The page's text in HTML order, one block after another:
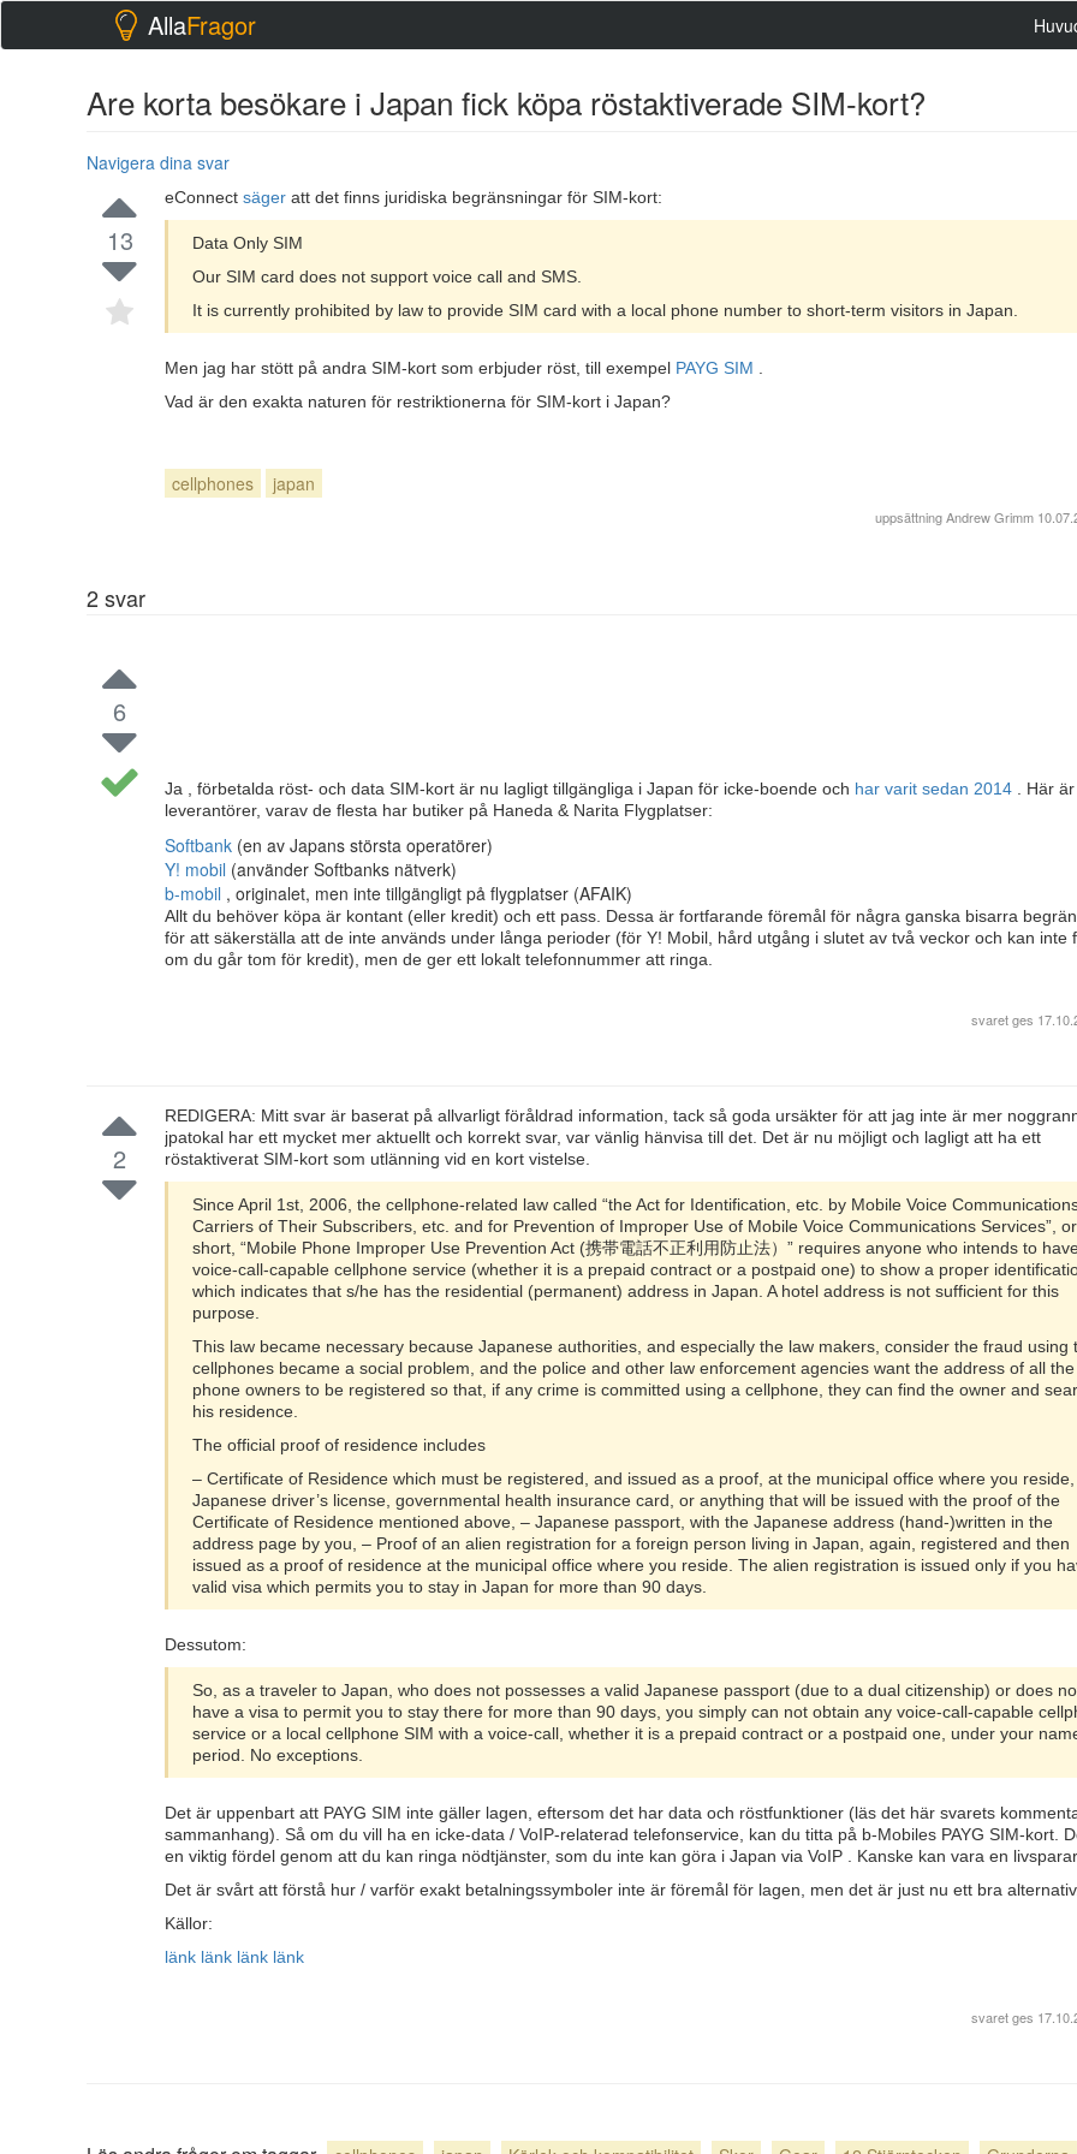
AllaFragor
Are korta besökare i Japan fick köpa röstaktiverade SIM-kort?
Navigera dina svar
13
eConnect säger att det finns juridiska begränsningar för SIM-kort:
Data Only SIM
Our SIM card does not support voice call and SMS.
It is currently prohibited by law to provide SIM card with a local phone number to short-term visitors in Japan.
Men jag har stött på andra SIM-kort som erbjuder röst, till exempel PAYG SIM
Vad är den exakta naturen för restriktionerna för SIM-kort i Japan?
cellphones japan
uppsättningAndrew Grimm
2svar
6
Ja , förbetalda röst- och data SIM-kort är nu lagligt tillgängliga i Japan för icke-boende och har varit sedan 2014
. Här
leverantörer, varav de flesta har butiker på Haneda & Narita Flygplatser:
Softbank (en av Japans största operatörer)
Y! mobil (använder Softbanks nätverk)
b-mobil , originalet, men inte tillgängligt på flygplatser (AFAIK)
Allt du behöver köpa är kontant (eller kredit) och ett pass. Dessa är fortfarande föremål för några ganska bisarra
för att säkerställa att de inte används under långa perioder (för Y! Mobil, hård utgång i slutet av två veckor och kan inte
om du går tom för kredit), men de ger ett lokalt telefonnummer att ringa.
svaret ges
2
REDIGERA: Mitt svar är baserat på allvarligt föråldrad information, tack så goda ursäkter för att jag inte är mer
jpatokal har ett mycket mer aktuellt och korrekt svar, var vänlig hänvisa till det. Det är nu möjligt och lagligt att ha ett
röstaktiverat SIM-kort som utlänning vid en kort vistelse.
Since April 1st, 2006, the cellphone-related law called “the Act for Identification, etc. by Mobile Voice
Carriers of Their Subscribers, etc. and for Prevention of Improper Use of Mobile Voice Communications Services”,
short, “Mobile Phone Improper Use Prevention Act (携帯電話不正利用防止法）” requires anyone who intends to
voice-call-capable cellphone service (whether it is a prepaid contract or a postpaid one) to show a proper
which indicates that s/he has the residential (permanent) address in Japan. A hotel address is not sufficient for this
purpose.
This law became necessary because Japanese authorities, and especially the law makers, consider the fraud using
cellphones became a social problem, and the police and other law enforcement agencies want the address of all the
phone owners to be registered so that, if any crime is committed using a cellphone, they can find the owner and
his residence.
The official proof of residence includes
– Certificate of Residence which must be registered, and issued as a proof, at the municipal office where you
Japanese driver’s license, governmental health insurance card, or anything that will be issued with the proof of the
Certificate of Residence mentioned above, – Japanese passport, with the Japanese address (hand-)written in the
address page by you, – Proof of an alien registration for a foreign person living in Japan, again, registered and then
issued as a proof of residence at the municipal office where you reside. The alien registration is issued only if you
valid visa which permits you to stay in Japan for more than 90 days.
Dessutom:
So, as a traveler to Japan, who does not possesses a valid Japanese passport (due to a dual citizenship) or does
have a visa to permit you to stay there for more than 90 days, you simply can not obtain any voice-call-capable
service or a local cellphone SIM with a voice-call, whether it is a prepaid contract or a postpaid one, under your
period. No exceptions.
Det är uppenbart att PAYG SIM inte gäller lagen, eftersom det har data och röstfunktioner (läs det här svarets
sammanhang). Så om du vill ha en icke-data / VoIP-relaterad telefonservice, kan du titta på b-Mobiles PAYG SIM-kort.
en viktig fördel genom att du kan ringa nödtjänster, som du inte kan göra i Japan via VoIP . Kanske kan vara en
Det är svårt att förstå hur / varför exakt betalningssymboler inte är föremål för lagen, men det är just nu ett bra alternativ.
Källor:
länk länk länk länk
svaret ges